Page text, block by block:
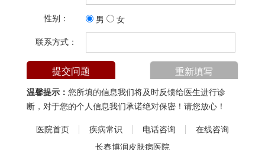
性别： 男 女
联系方式：
温馨提示： 您所填的信息我们将及时反馈给医生进行诊
断，对于您的个人信息我们承诺绝对保密！请您放心！
医院首页 疾病常识 电话咨询
在线咨询
长春博润皮肤病医院